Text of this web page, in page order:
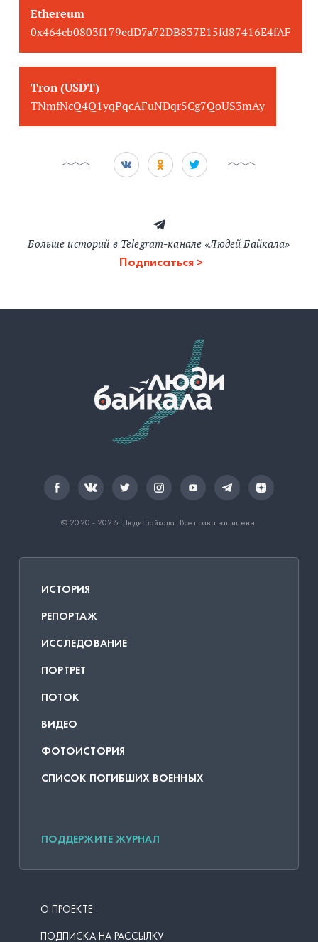
Ethereum
0x464cb0803f179edD7a72DB837E15fd87416E4fAF
Tron (USDT)
TNmfNcQ4Q1yqPqcAFuNDqr5Cg7QoUS3mAy
Больше историй в Telegram-канале «Людей Байкала»
Подписаться
© 2020 - 2026. Люди Байкала. Все права защищены.
ИСТОРИЯ
РЕПОРТАЖ
ИССЛЕДОВАНИЕ
ПОРТРЕТ
ПОТОК
ВИДЕО
ФОТОИСТОРИЯ
СПИСОК ПОГИБШИХ ВОЕННЫХ
ПОДДЕРЖИТЕ ЖУРНАЛ
О ПРОЕКТЕ
ПОДПИСКА НА РАССЫЛКУ